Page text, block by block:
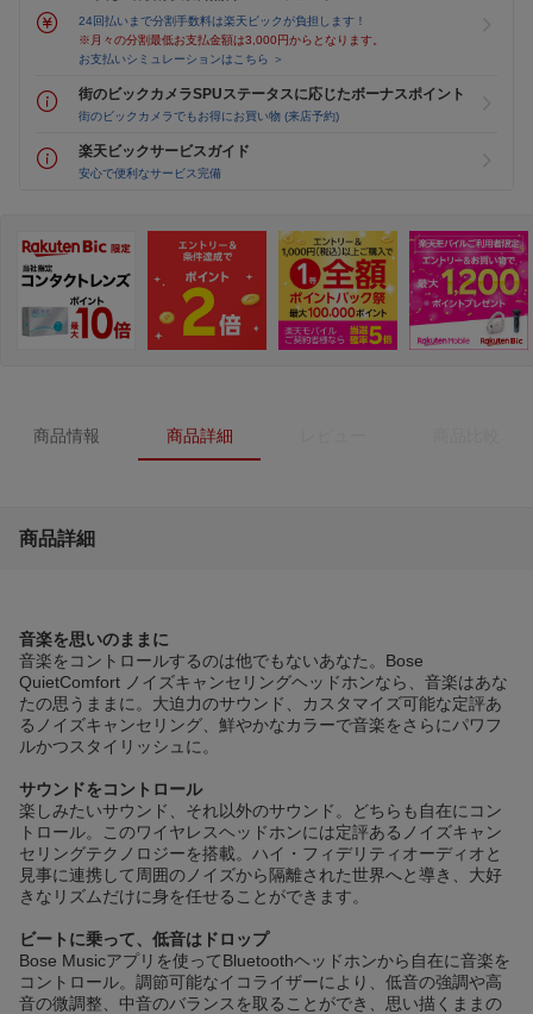
24回払いまで分割手数料は楽天ビックが負担します！
※月々の分割最低お支払金額は3,000円からとなります。
お支払いシミュレーションはこちら ＞
街のビックカメラSPUステータスに応じたボーナスポイント
街のビックカメラでもお得にお買い物 (来店予約)
楽天ビックサービスガイド
安心で便利なサービス完備
商品情報 商品詳細
商品詳細
音楽を思いのままに
音楽をコントロールするのは他でもないあなた。Bose
QuietComfort ノイズキャンセリングヘッドホンなら、音楽はあな
たの思うままに。大迫力のサウンド、カスタマイズ可能な定評あ
るノイズキャンセリング、鮮やかなカラーで音楽をさらにパワフ
ルかつスタイリッシュに。
サウンドをコントロール
楽しみたいサウンド、それ以外のサウンド。どちらも自在にコン
トロール。このワイヤレスヘッドホンには定評あるノイズキャン
セリングテクノロジーを搭載。ハイ・フィデリティオーディオと
見事に連携して周囲のノイズから隔離された世界へと導き、大好
きなリズムだけに身を任せることができます。
ビートに乗って、低音はドロップ
Bose Musicアプリを使ってBluetoothヘッドホンから自在に音楽を
コントロール。調節可能なイコライザーにより、低音の強調や高
音の微調整、中音のバランスを取ることができ、思い描くままの